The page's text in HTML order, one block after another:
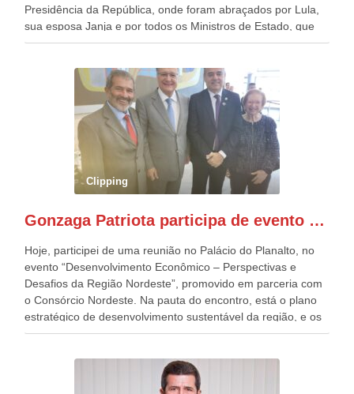
Presidência da República, onde foram abraçados por Lula,
sua esposa Janja e por todos os Ministros de Estado, que
estavam presentes, nos Desfiles da Independência da
outros desfiles, na Esplanada dos Ministérios, disse ter sido
o deste ano, o maior e o mais organizado de todos. “Há
quatro décadas, como Patriota até no nome, participo
anualmente dos desfiles de Sete de Setembro, na
Esplanada dos Ministérios, em Brasília. Este ano, o governo
preparou espaços com cadeiras e coberturas, para 30.000
pessoas, só que o número de Patriotas Brasileiros
Independentes, dobrou na Esplanada. Eu, Lula e os
Patriota.
Clipping
Gonzaga Patriota participa de evento em prol do desenvolvimento do Nordeste
Hoje, participei de uma reunião no Palácio do Planalto, no
evento “Desenvolvimento Econômico – Perspectivas e
Desafios da Região Nordeste”, promovido em parceria com
o Consórcio Nordeste. Na pauta do encontro, está o plano
estratégico de desenvolvimento sustentável da região, e os
desafios para a elaboração de políticas públicas, que
evento contou com a presença do Vice-presidente Geraldo
Alckmin, que também ocupa o Ministério do